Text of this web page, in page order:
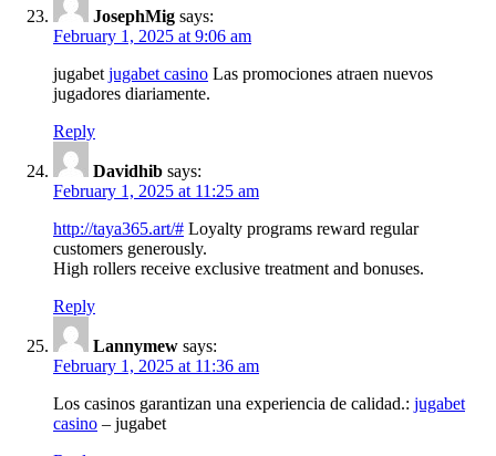
JosephMig says:
February 1, 2025 at 9:06 am
jugabet jugabet casino Las promociones atraen nuevos
jugadores diariamente.
Reply
Davidhib says:
February 1, 2025 at 11:25 am
http://taya365.art/# Loyalty programs reward regular
customers generously.
High rollers receive exclusive treatment and bonuses.
Reply
Lannymew says:
February 1, 2025 at 11:36 am
Los casinos garantizan una experiencia de calidad.: jugabet
casino – jugabet